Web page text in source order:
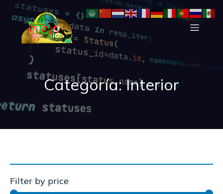
Categoría: Interior
Filter by price